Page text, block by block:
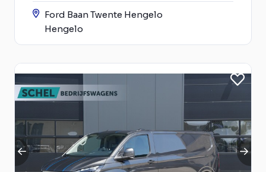
Ford Baan Twente Hengelo
Hengelo